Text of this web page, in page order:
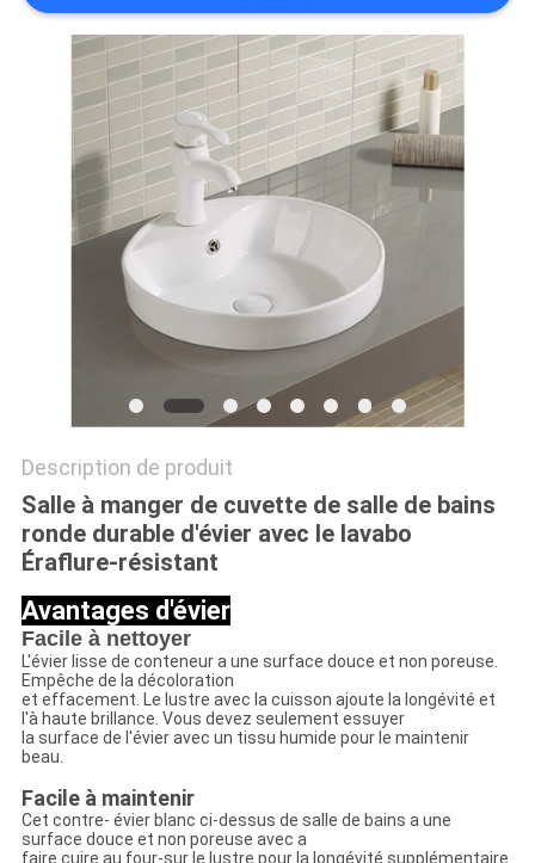
Description de produit
Salle à manger de cuvette de salle de bains
ronde durable d'évier avec le lavabo
Éraflure-résistant
Avantages d'évier
Facile à nettoyer
L'évier lisse de conteneur a une surface douce et non poreuse.
Empêche de la décoloration
et effacement. Le lustre avec la cuisson ajoute la longévité et
l'à haute brillance. Vous devez seulement essuyer
la surface de l'évier avec un tissu humide pour le maintenir
beau.
Facile à maintenir
Cet contre- évier blanc ci-dessus de salle de bains a une
surface douce et non poreuse avec a
faire cuire au four-sur le lustre pour la longévité supplémentaire